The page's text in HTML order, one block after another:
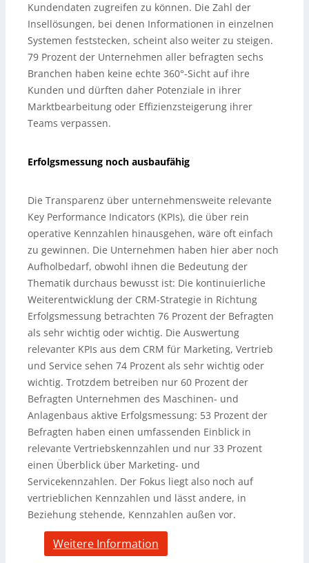
Kundendaten zugreifen zu können. Die Zahl der
Insellösungen, bei denen Informationen in einzelnen
Systemen feststecken, scheint also weiter zu steigen.
79 Prozent der Unternehmen aller befragten sechs
Branchen haben keine echte 360°-Sicht auf ihre
Kunden und dürften daher Potenziale in ihrer
Marktbearbeitung oder Effizienzsteigerung ihrer
Teams verpassen.
Erfolgsmessung noch ausbaufähig
Die Transparenz über unternehmensweite relevante
Key Performance Indicators (KPIs), die über rein
operative Kennzahlen hinausgehen, wäre oft einfach
zu gewinnen. Die Unternehmen haben hier aber noch
Aufholbedarf, obwohl ihnen die Bedeutung der
Thematik durchaus bewusst ist: Die kontinuierliche
Weiterentwicklung der CRM-Strategie in Richtung
Erfolgsmessung betrachten 76 Prozent der Befragten
als sehr wichtig oder wichtig. Die Auswertung
relevanter KPIs aus dem CRM für Marketing, Vertrieb
und Service sehen 74 Prozent als sehr wichtig oder
wichtig. Trotzdem betreiben nur 60 Prozent der
Befragten Unternehmen des Maschinen- und
Anlagenbaus aktive Erfolgsmessung: 53 Prozent der
Befragten haben einen umfassenden Einblick in
relevante Vertriebskennzahlen und nur 33 Prozent
einen Überblick über Marketing- und
Servicekennzahlen. Der Fokus liegt also noch auf
vertrieblichen Kennzahlen und lässt andere, in
Beziehung stehende, Kennzahlen außen vor.
Weitere Information